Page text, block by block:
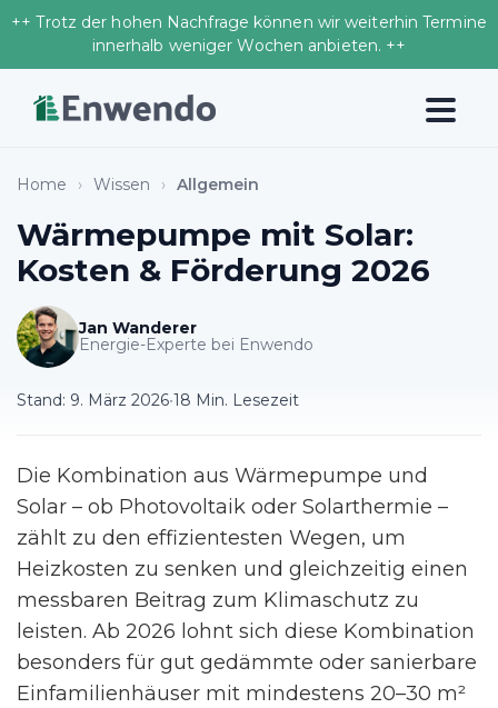
++ Trotz der hohen Nachfrage können wir weiterhin Termine
innerhalb weniger Wochen anbieten. ++
Home › Wissen › Allgemein
Wärmepumpe mit Solar:
Kosten & Förderung 2026
Jan Wanderer
Energie-Experte bei Enwendo
Stand: 9. März 2026•18 Min. Lesezeit
Die Kombination aus Wärmepumpe und
Solar – ob Photovoltaik oder Solarthermie –
zählt zu den effizientesten Wegen, um
Heizkosten zu senken und gleichzeitig einen
messbaren Beitrag zum Klimaschutz zu
leisten. Ab 2026 lohnt sich diese Kombination
besonders für gut gedämmte oder sanierbare
Einfamilienhäuser mit mindestens 20–30 m²